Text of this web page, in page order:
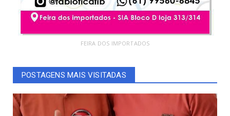
FEIRA DOS IMPORTADOS
POSTAGENS MAIS VISITADAS